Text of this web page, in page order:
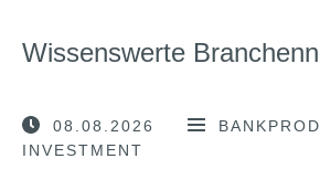
Wissenswerte
08.08.2026
INVESTMENT